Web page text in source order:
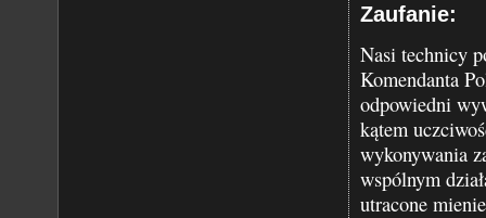
Zaufanie:
Nasi technicy
Komendanta
odpowiedni
kątem
wykonywania
wspólnym
utracone